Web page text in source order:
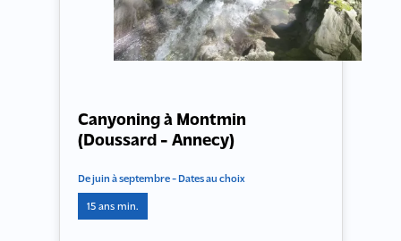
Canyoning à Montmin
(Doussard - Annecy)
De juin à septembre - Dates au choix
15 ans min.